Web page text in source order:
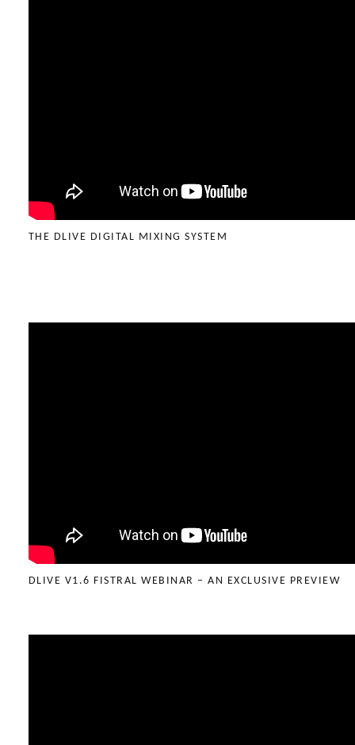
THE DLIVE DIGITAL MIXING SYSTEM
DLIVE V1.6 FISTRAL WEBINAR – AN EXCLUSIVE PREVIEW